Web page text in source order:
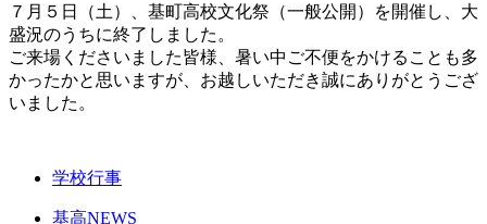
７月５日（土）、基町高校文化祭（一般公開）を開催し、大
盛況のうちに終了しました。
ご来場くださいました皆様、暑い中ご不便をかけることも多
かったかと思いますが、お越しいただき誠にありがとうござ
いました。
学校行事
基高NEWS